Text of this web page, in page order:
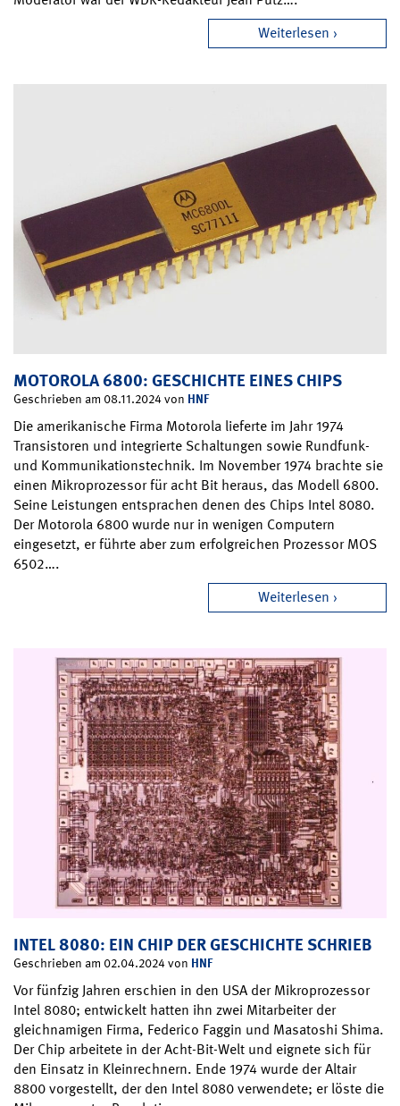
Weiterlesen
MOTOROLA 6800: GESCHICHTE EINES CHIPS
Geschrieben am 08.11.2024 von HNF
Die amerikanische Firma Motorola lieferte im Jahr 1974
Transistoren und integrierte Schaltungen sowie Rundfunk-
und Kommunikationstechnik. Im November 1974 brachte sie
einen Mikroprozessor für acht Bit heraus, das Modell 6800.
Seine Leistungen entsprachen denen des Chips Intel 8080.
Der Motorola 6800 wurde nur in wenigen Computern
eingesetzt, er führte aber zum erfolgreichen Prozessor MOS
6502….
Weiterlesen
INTEL 8080: EIN CHIP DER GESCHICHTE SCHRIEB
Geschrieben am 02.04.2024 von HNF
Vor fünfzig Jahren erschien in den USA der Mikroprozessor
Intel 8080; entwickelt hatten ihn zwei Mitarbeiter der
gleichnamigen Firma, Federico Faggin und Masatoshi Shima.
Der Chip arbeitete in der Acht-Bit-Welt und eignete sich für
den Einsatz in Kleinrechnern. Ende 1974 wurde der Altair
8800 vorgestellt, der den Intel 8080 verwendete; er löste die